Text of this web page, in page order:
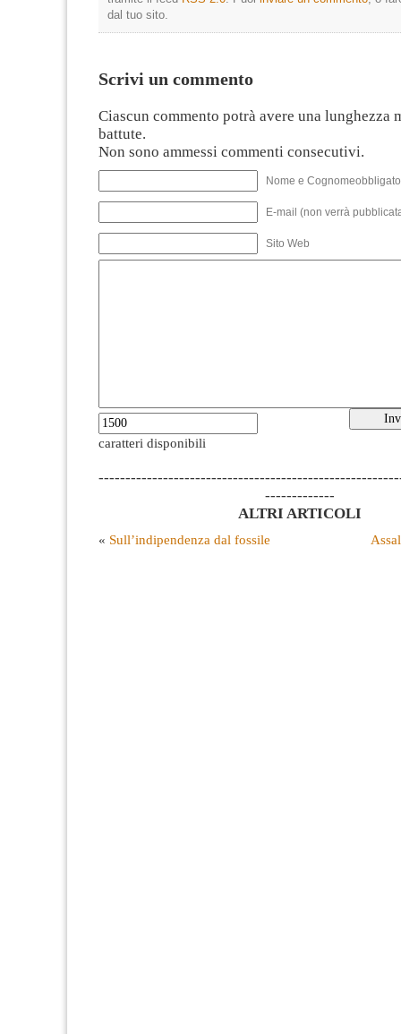
dal tuo sito.
Scrivi un commento
Ciascun commento potrà avere una lunghezza
battute.
Non sono ammessi commenti consecutivi.
Nome e
E-mail (non verrà
Sito Web
caratteri disponibili
-------------
ALTRI ARTICOLI
« Sull’indipendenza dal fossile